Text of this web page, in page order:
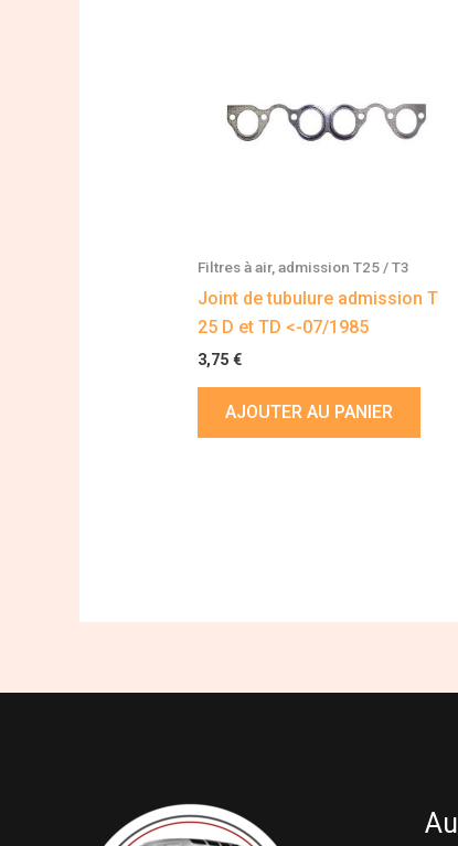
Filtres à air, admission T25 / T3
Joint de tubulure admission T
25 D et TD <-07/1985
3,75 €
AJOUTER AU PANIER